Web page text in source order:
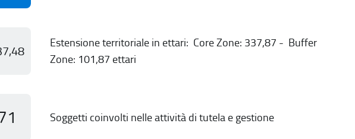
Estensione territoriale in ettari: Core Zone: 337,87 - Buffer
Zone: 101,87 ettari
Soggetti coinvolti nelle attività di tutela e gestione